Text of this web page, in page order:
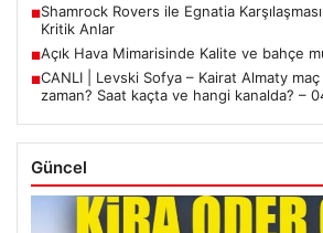
■Shamrock Rovers ile Egnatia
Kritik Anlar
■Açık Hava Mimarisinde Kalite ve bahçe
■CANLI | Levski Sofya – Kairat Almaty maç
zaman? Saat kaçta ve hangi kanalda? –
Güncel